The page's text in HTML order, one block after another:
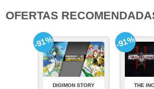
OFERTAS
DIGIMON STORY
-91%
THE
-91%